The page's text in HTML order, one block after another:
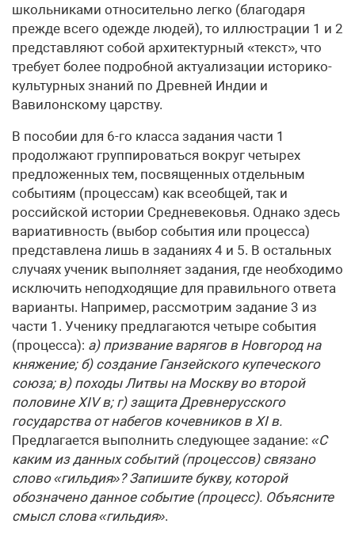
школьниками относительно легко (благодаря
прежде всего одежде людей), то иллюстрации 1 и 2
представляют собой архитектурный «текст», что
требует более подробной актуализации историко-
культурных знаний по Древней Индии и
Вавилонскому царству.
В пособии для 6-го класса задания части 1
продолжают группироваться вокруг четырех
предложенных тем, посвященных отдельным
событиям (процессам) как всеобщей, так и
российской истории Средневековья. Однако здесь
вариативность (выбор события или процесса)
представлена лишь в заданиях 4 и 5. В остальных
случаях ученик выполняет задания, где необходимо
исключить неподходящие для правильного ответа
варианты. Например, рассмотрим задание 3 из
части 1. Ученику предлагаются четыре события
(процесса): а) призвание варягов в Новгород на
княжение; б) создание Ганзейского купеческого
союза; в) походы Литвы на Москву во второй
половинеXIVв; г) защита Древнерусского
государства от набегов кочевников вXIв.
Предлагается выполнить следующее задание: «С
каким из данных событий (процессов) связано
слово «гильдия»? Запишите букву, которой
обозначено данное событие (процесс). Объясните
смысл слова «гильдия».